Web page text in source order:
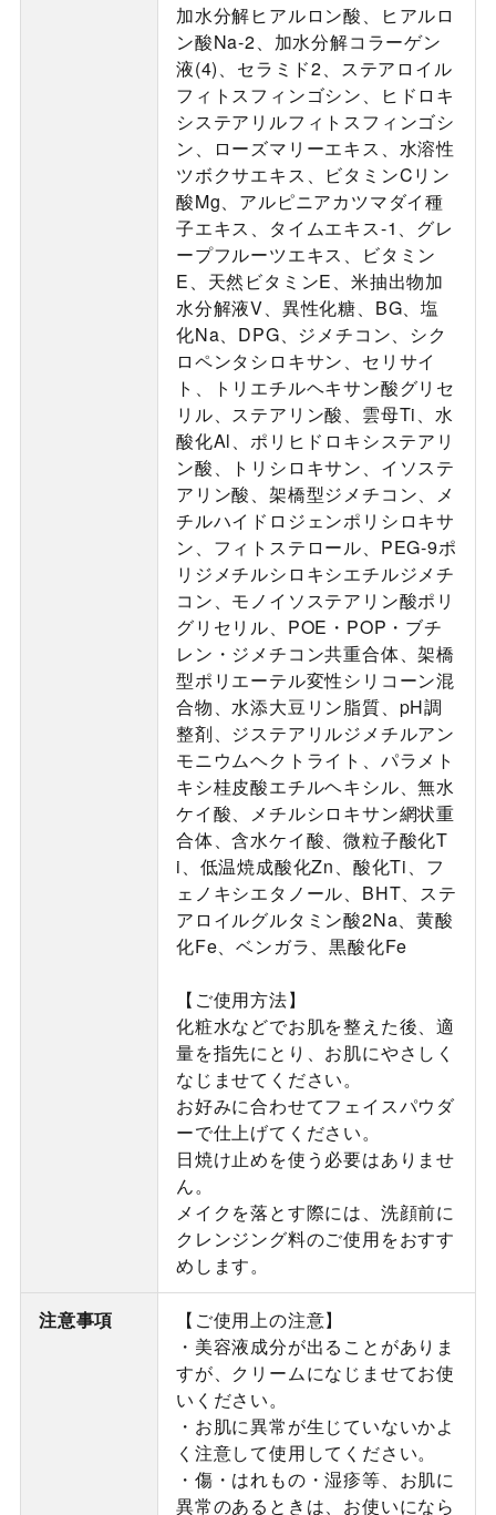
加水分解ヒアルロン酸、ヒアルロ
ン酸Na-2、加水分解コラーゲン
液(4)、セラミド2、ステアロイル
フィトスフィンゴシン、ヒドロキ
システアリルフィトスフィンゴシ
ン、ローズマリーエキス、水溶性
ツボクサエキス、ビタミンCリン
酸Mg、アルピニアカツマダイ種
子エキス、タイムエキス-1、グレ
ープフルーツエキス、ビタミン
E、天然ビタミンE、米抽出物加
水分解液V、異性化糖、BG、塩
化Na、DPG、ジメチコン、シク
ロペンタシロキサン、セリサイ
ト、トリエチルヘキサン酸グリセ
リル、ステアリン酸、雲母Ti、水
酸化Al、ポリヒドロキシステアリ
ン酸、トリシロキサン、イソステ
アリン酸、架橋型ジメチコン、メ
チルハイドロジェンポリシロキサ
ン、フィトステロール、PEG-9ポ
リジメチルシロキシエチルジメチ
コン、モノイソステアリン酸ポリ
グリセリル、POE・POP・ブチ
レン・ジメチコン共重合体、架橋
型ポリエーテル変性シリコーン混
合物、水添大豆リン脂質、pH調
整剤、ジステアリルジメチルアン
モニウムヘクトライト、パラメト
キシ桂皮酸エチルヘキシル、無水
ケイ酸、メチルシロキサン網状重
合体、含水ケイ酸、微粒子酸化T
i、低温焼成酸化Zn、酸化Ti、フ
ェノキシエタノール、BHT、ステ
アロイルグルタミン酸2Na、黄酸
化Fe、ベンガラ、黒酸化Fe
【ご使用方法】
化粧水などでお肌を整えた後、適
量を指先にとり、お肌にやさしく
なじませてください。
お好みに合わせてフェイスパウダ
ーで仕上げてください。
日焼け止めを使う必要はありませ
ん。
メイクを落とす際には、洗顔前に
クレンジング料のご使用をおすす
めします。
注意事項
【ご使用上の注意】
・美容液成分が出ることがありま
すが、クリームになじませてお使
いください。
・お肌に異常が生じていないかよ
く注意して使用してください。
・傷・はれもの・湿疹等、お肌に
異常のあるときは、お使いになら